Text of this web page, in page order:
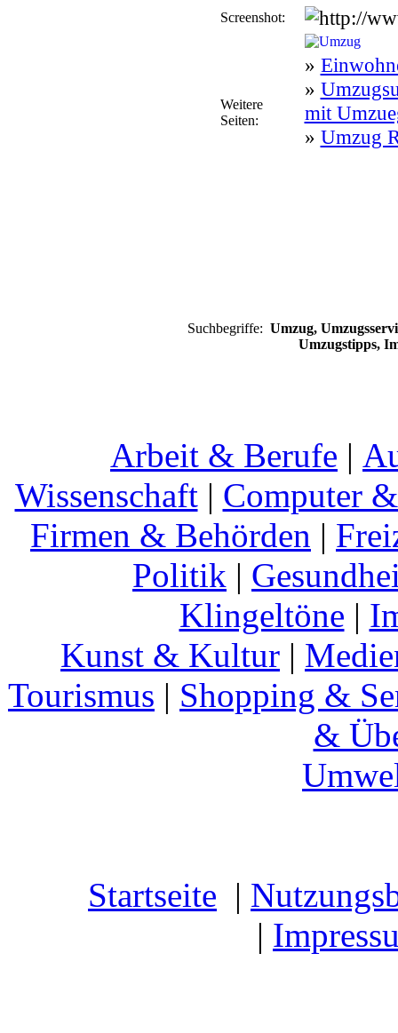
Screenshot:
Weitere
Seiten:
»
»
mit
» Umzug
Suchbegriffe: Umzug,
Umzugstipps,
Arbeit & Berufe |
Wissenschaft| Computer
Firmen & Behörden |
Politik |
Klingeltöne |
Kunst & Kultur |
Tourismus | Shopping &
&
Startseite |
|